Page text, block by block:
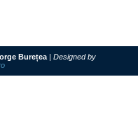
Burețea | Designed by